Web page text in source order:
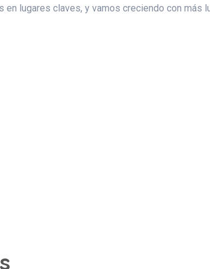
lugares claves, y vamos creciendo con más